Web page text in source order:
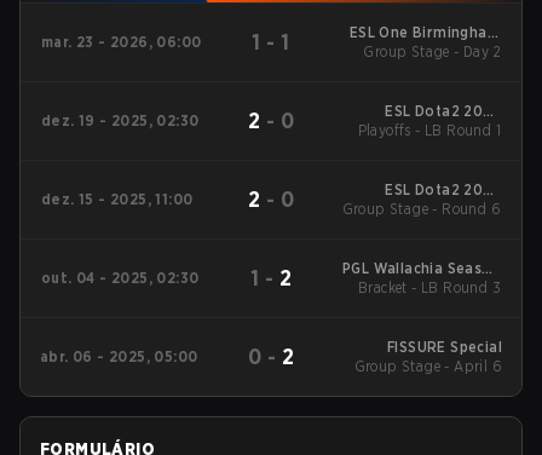
mar. 23 - 2026, 06:00 1 - 1
ESL One Birmingham
2026
Group Stage - Day 2
dez. 19 - 2025, 02:30 2 - 0
ESL Dota2 2025
DreamLeague Season
Playoffs - LB Round 1
dez. 15 - 2025, 11:00 2 - 0
ESL Dota2 2025
DreamLeague Season
Group Stage - Round 6
out. 04 - 2025, 02:30 1 - 2
PGL Wallachia Season
6 Regionals WEU
Bracket - LB Round 3
abr. 06 - 2025, 05:00 0 - 2
FISSURE Special
Group Stage - April 6
FORMULÁRIO